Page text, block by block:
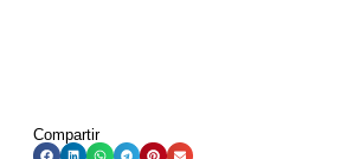
Compartir